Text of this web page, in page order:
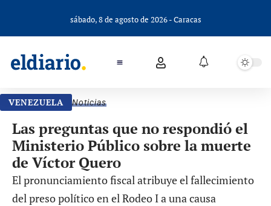
sábado, 8 de agosto de 2026 - Caracas
VENEZUELA Noticias
Las preguntas que no respondió el
Ministerio Público sobre la muerte
de Víctor Quero
El pronunciamiento fiscal atribuye el fallecimiento
del preso político en el Rodeo I a una causa